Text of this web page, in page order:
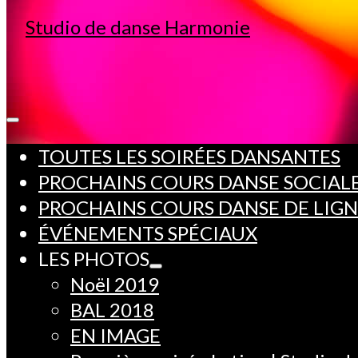
TOUTES LES SOIRÉES DANSANTES
PROCHAINS COURS DANSE
PROCHAINS COURS DANSE DE
ÉVÉNEMENTS SPÉCIAUX
LES PHOTOS
Noël 2019
BAL 2018
EN IMAGE